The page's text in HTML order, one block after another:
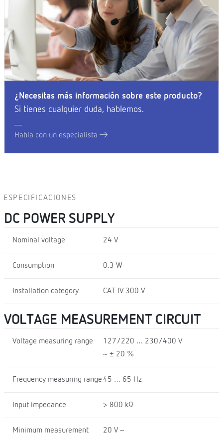
¿Necesitas más información sobre este producto?
Si tienes cualquier duda, hablemos.
Habla con un especialista
ESPECIFICACIONES
DC POWER SUPPLY
Nominal voltage 24 V
Consumption 0.3 W
Installation category CAT IV 300 V
VOLTAGE MEASUREMENT CIRCUIT
Voltage measuring range
127/220 … 230/400 V
~ ± 20 %
Frequency measuring range 45 … 65 Hz
Input impedance > 800 kΩ
Minimum measurement 20 V ~